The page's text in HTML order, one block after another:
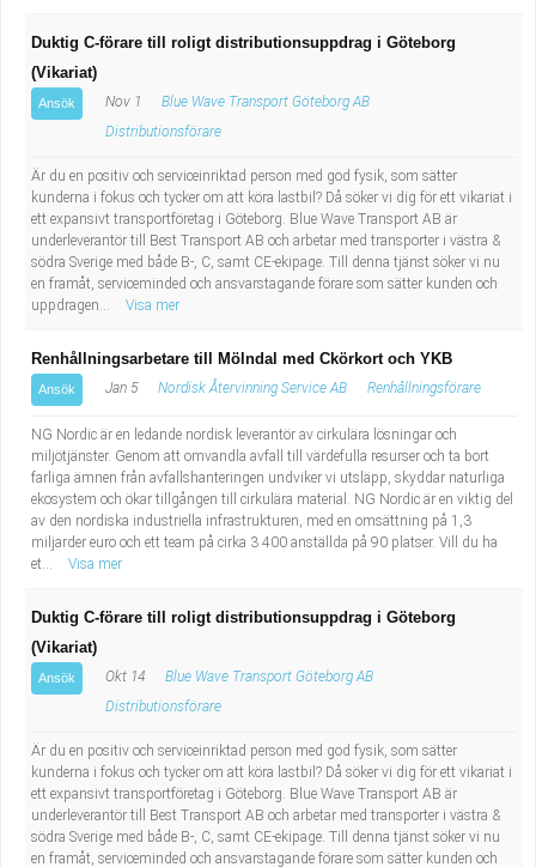
Duktig C-förare till roligt distributionsuppdrag i Göteborg
(Vikariat)
Ansök Nov 1
Blue Wave Transport Göteborg AB
Distributionsförare
Är du en positiv och serviceinriktad person med god fysik, som sätter
kunderna i fokus och tycker om att köra lastbil? Då söker vi dig för ett vikariat i
ett expansivt transportföretag i Göteborg. Blue Wave Transport AB är
underleverantör till Best Transport AB och arbetar med transporter i västra &
södra Sverige med både B-, C, samt CE-ekipage. Till denna tjänst söker vi nu
en framåt, serviceminded och ansvarstagande förare som sätter kunden och
uppdragen...
Visa mer
Renhållningsarbetare till Mölndal med Ckörkort och YKB
Ansök Jan 5 Nordisk Återvinning Service AB Renhållningsförare
NG Nordic är en ledande nordisk leverantör av cirkulära lösningar och
miljötjänster. Genom att omvandla avfall till värdefulla resurser och ta bort
farliga ämnen från avfallshanteringen undviker vi utsläpp, skyddar naturliga
ekosystem och ökar tillgången till cirkulära material. NG Nordic är en viktig del
av den nordiska industriella infrastrukturen, med en omsättning på 1,3
miljarder euro och ett team på cirka 3 400 anställda på 90 platser. Vill du ha
et...
Visa mer
Duktig C-förare till roligt distributionsuppdrag i Göteborg
(Vikariat)
Ansök Okt 14
Blue Wave Transport Göteborg AB
Distributionsförare
Är du en positiv och serviceinriktad person med god fysik, som sätter
kunderna i fokus och tycker om att köra lastbil? Då söker vi dig för ett vikariat i
ett expansivt transportföretag i Göteborg. Blue Wave Transport AB är
underleverantör till Best Transport AB och arbetar med transporter i västra &
södra Sverige med både B-, C, samt CE-ekipage. Till denna tjänst söker vi nu
en framåt, serviceminded och ansvarstagande förare som sätter kunden och